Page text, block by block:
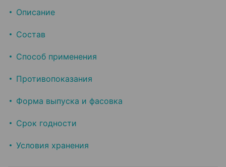
Описание
Состав
Способ применения
Противопоказания
Форма выпуска и фасовка
Срок годности
Условия хранения